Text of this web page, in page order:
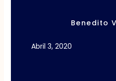
Benedito
Abril 3, 2020